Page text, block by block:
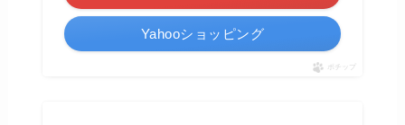
Yahooショッピング
ポチップ